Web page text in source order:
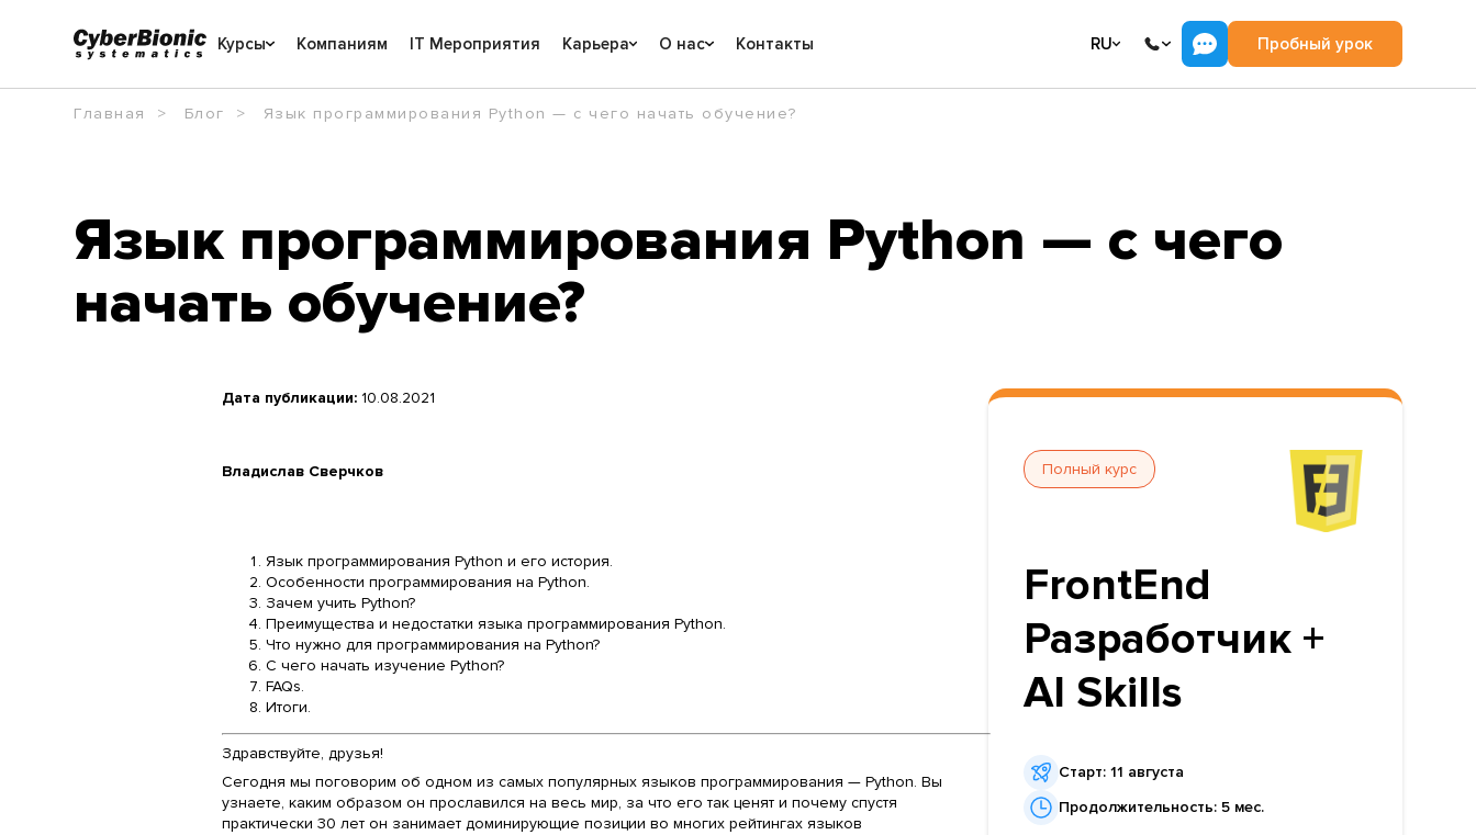
Курсы Компаниям IT Мероприятия Карьера О нас Контакты RU Пробный урок
Главная Блог Язык программирования Python — с чего начать обучение?
Язык программирования Python — с чего
начать обучение?
Дата публикации: 10.08.2021
Владислав Сверчков
Язык программирования Python и его история.
Особенности программирования на Python.
Зачем учить Python?
Преимущества и недостатки языка программирования Python.
Что нужно для программирования на Python?
С чего начать изучение Python?
FAQs.
Итоги.
Здравствуйте, друзья!
Сегодня мы поговорим об одном из самых популярных языков программирования — Python. Вы
узнаете, каким образом он прославился на весь мир, за что его так ценят и почему спустя
практически 30 лет он занимает доминирующие позиции во многих рейтингах языков
Полный курс
FrontEnd
Разработчик +
AI Skills
Старт: 11 августа
Продолжительность: 5 мес.